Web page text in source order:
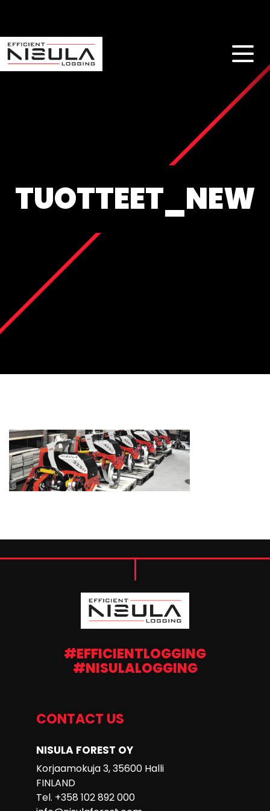
TUOTTEET_NEW
#EFFICIENTLOGGING
#NISULALOGGING
CONTACT US
NISULA FOREST OY
Korjaamokuja 3, 35600 Halli
FINLAND
Tel. +358 102 892 000